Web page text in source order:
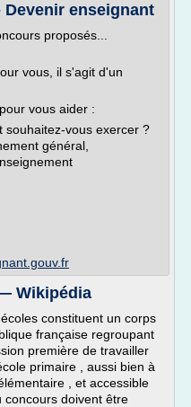
enseignant
proposés...
vous, il s'agit d'un
vous aider :
souhaitez-vous exercer ?
général,
Wikipédia
constituent un corps
française regroupant
première de travailler
primaire , aussi bien à
, et accessible
concours doivent être